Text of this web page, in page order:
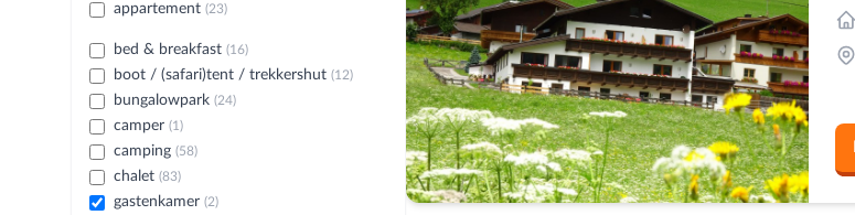
appartement (23)
bed & breakfast (16)
boot / (safari)tent / trekkershut (12)
bungalowpark (24)
camper (1)
camping (58)
chalet (83)
gastenkamer (2)